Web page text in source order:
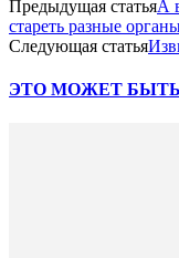
Предыдущая статьяА
стареть разные
Следующая статья
ЭТО МОЖЕТ